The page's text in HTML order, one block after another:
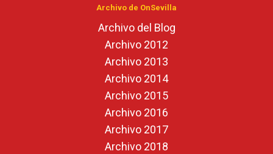
Archivo de OnSevilla
Archivo del Blog
Archivo 2012
Archivo 2013
Archivo 2014
Archivo 2015
Archivo 2016
Archivo 2017
Archivo 2018